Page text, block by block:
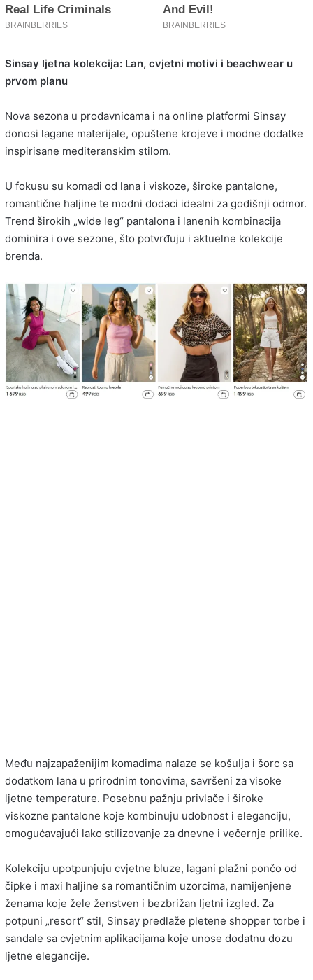
Sinsay ljetna kolekcija: Lan, cvjetni motivi i beachwear u
prvom planu
Nova sezona u prodavnicama i na online platformi Sinsay
donosi lagane materijale, opuštene krojeve i modne dodatke
inspirisane mediteranskim stilom.
U fokusu su komadi od lana i viskoze, široke pantalone,
romantične haljine te modni dodaci idealni za godišnji odmor.
Trend širokih „wide leg“ pantalona i lanenih kombinacija
dominira i ove sezone, što potvrđuju i aktuelne kolekcije
brenda.
Među najzapaženijim komadima nalaze se košulja i šorc sa
dodatkom lana u prirodnim tonovima, savršeni za visoke
ljetne temperature. Posebnu pažnju privlače i široke
viskozne pantalone koje kombinuju udobnost i eleganciju,
omogućavajući lako stilizovanje za dnevne i večernje prilike.
Kolekciju upotpunjuju cvjetne bluze, lagani plažni pončo od
čipke i maxi haljine sa romantičnim uzorcima, namijenjene
ženama koje žele ženstven i bezbrižan ljetni izgled. Za
potpuni „resort“ stil, Sinsay predlaže pletene shopper torbe i
sandale sa cvjetnim aplikacijama koje unose dodatnu dozu
ljetne elegancije.